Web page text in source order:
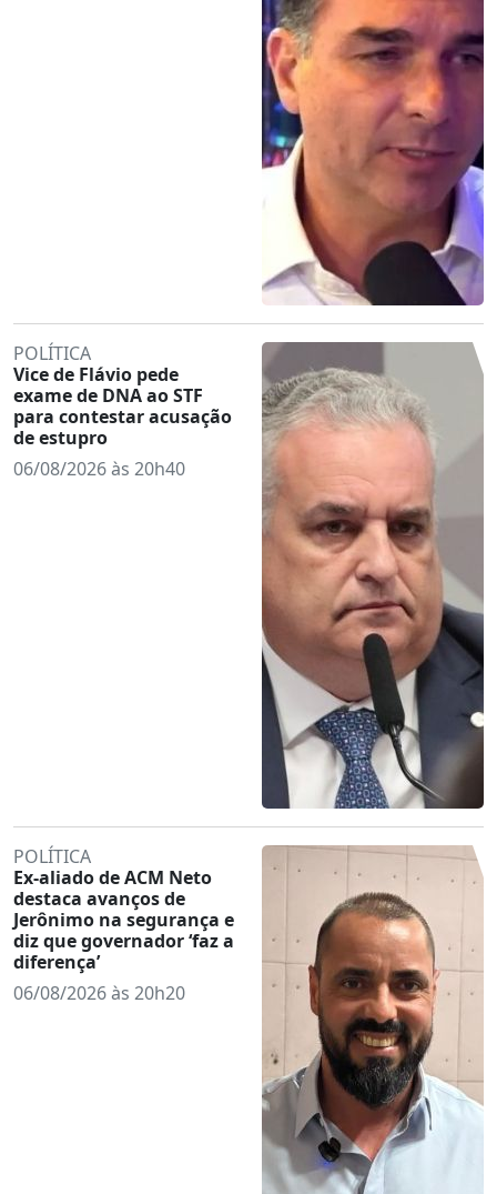
POLÍTICA
Vice de Flávio pede
exame de DNA ao STF
para contestar acusação
de estupro
06/08/2026 às 20h40
POLÍTICA
Ex-aliado de ACM Neto
destaca avanços de
Jerônimo na segurança e
diz que governador ‘faz a
diferença’
06/08/2026 às 20h20